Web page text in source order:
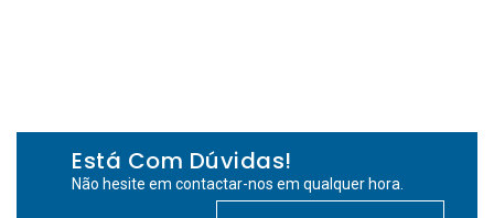
Está Com Dúvidas!
Não hesite em contactar-nos em qualquer hora.